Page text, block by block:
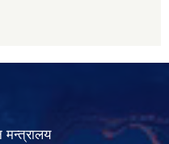
मन्त्रालय